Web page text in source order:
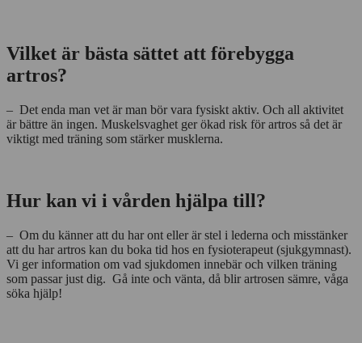
Vilket är bästa sättet att förebygga
artros?
– Det enda man vet är man bör vara fysiskt aktiv. Och all aktivitet
är bättre än ingen. Muskelsvaghet ger ökad risk för artros så det är
viktigt med träning som stärker musklerna.
Hur kan vi i vården hjälpa till?
– Om du känner att du har ont eller är stel i lederna och misstänker
att du har artros kan du boka tid hos en fysioterapeut (sjukgymnast).
Vi ger information om vad sjukdomen innebär och vilken träning
som passar just dig. Gå inte och vänta, då blir artrosen sämre, våga
söka hjälp!